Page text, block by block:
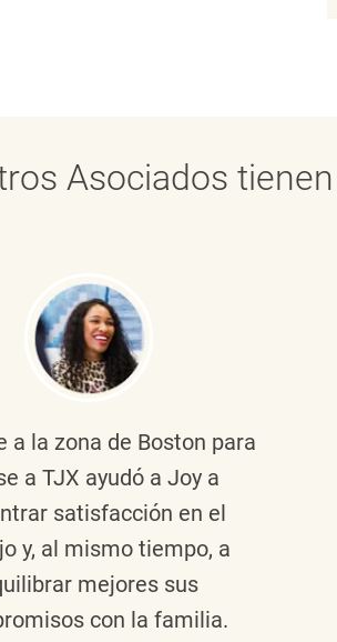
Asociados
a la zona de Boston para
a TJX ayudó a Joy a
satisfacción en el
y, al mismo tiempo, a
mejores sus
con la familia.